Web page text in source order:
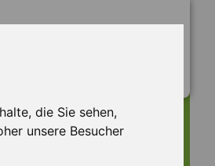
die Sie sehen,
unsere Besucher